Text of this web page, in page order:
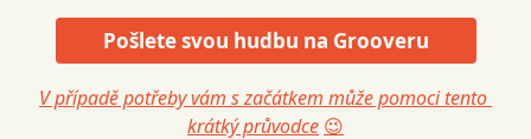
Pošlete svou hudbu na Grooveru
V případě potřeby vám s začátkem může pomoci tento
krátký průvodce 😉